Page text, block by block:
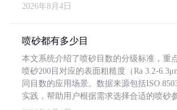
2026年8月4日
喷砂都有多少目
本文系统介绍了喷砂目数的分级标准，重
喷砂200目对应的表面粗糙度（Ra 3.2-
同目数的应用场景。数据来源包括ISO
实践，帮助用户根据需求选择合适的喷砂参